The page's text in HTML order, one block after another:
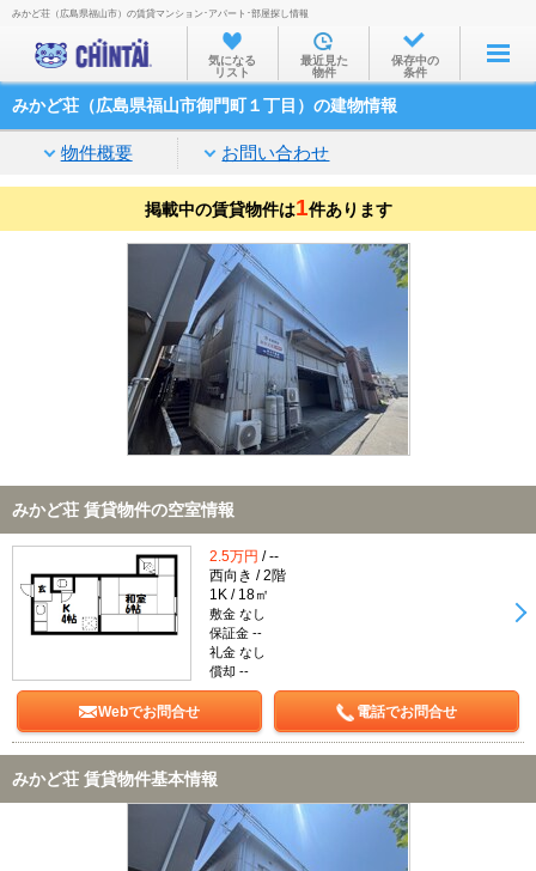
お部屋を探す
沿線・駅から
住所から
家賃相場から
通勤通学時間から
物件特集から
不動産会社から
TOP
みかど荘（広島県福山市）の賃貸マンション･アパート･部屋探し情報
気になる
リスト
最近見た
物件
保存中の
条件
みかど荘（広島県福山市御門町１丁目）の建物情報
物件概要 お問い合わせ
掲載中の賃貸物件は1件あります
みかど荘 賃貸物件の空室情報
2.5万円 / --
西向き / 2階
1K / 18㎡
敷金 なし
保証金 --
礼金 なし
償却 --
Webでお問合せ 電話でお問合せ
みかど荘 賃貸物件基本情報